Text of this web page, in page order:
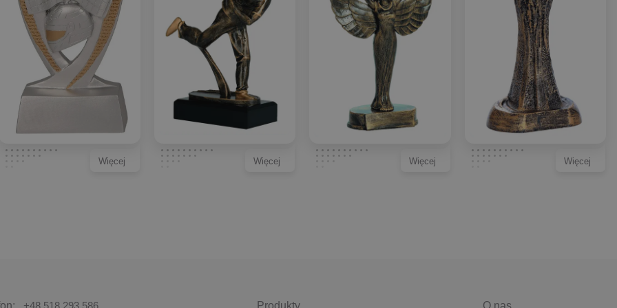
Więcej Więcej Więcej Więcej